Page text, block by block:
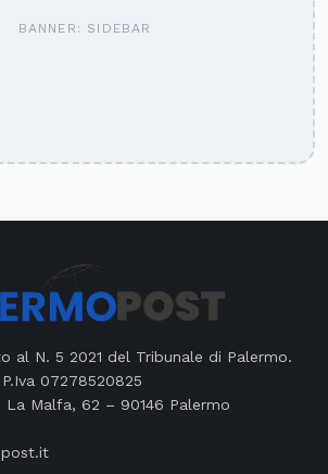
BANNER: SIDEBAR
al N. 5 2021 del Tribunale di Palermo.
07278520825
La Malfa, 62 – 90146 Palermo